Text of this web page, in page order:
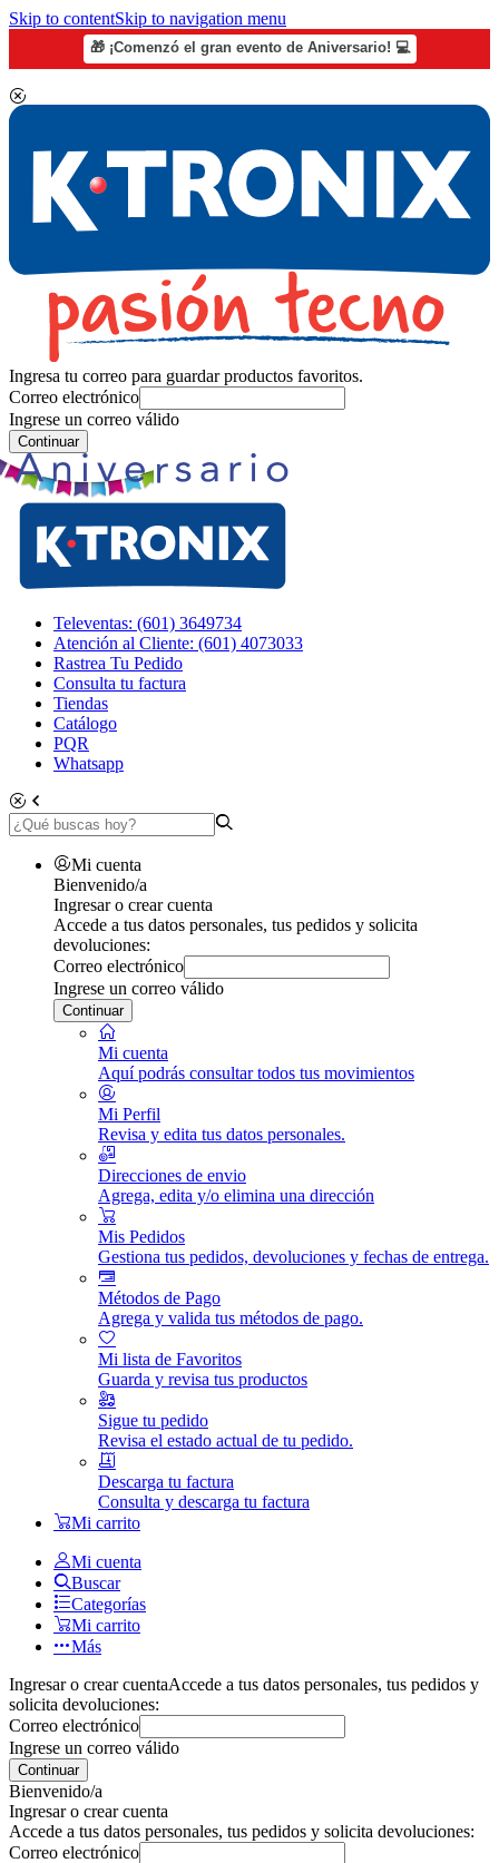
Skip to contentSkip to navigation menu
🎁 ¡Comenzó el gran evento de Aniversario! 💻
Ingresa tu correo para guardar productos favoritos.
Correo electrónico
Ingrese un correo válido
Continuar
Televentas: (601) 3649734
Atención al Cliente: (601) 4073033
Rastrea Tu Pedido
Consulta tu factura
Tiendas
Catálogo
PQR
Whatsapp
Mi cuenta
Bienvenido/a
Ingresar o crear cuenta
Accede a tus datos personales, tus pedidos y solicita
devoluciones:
Correo electrónico
Ingrese un correo válido
Continuar
Mi cuenta
Aquí podrás consultar todos tus movimientos
Mi Perfil
Revisa y edita tus datos personales.
Direcciones de envio
Agrega, edita y/o elimina una dirección
Mis Pedidos
Gestiona tus pedidos, devoluciones y fechas de entrega.
Métodos de Pago
Agrega y valida tus métodos de pago.
Mi lista de Favoritos
Guarda y revisa tus productos
Sigue tu pedido
Revisa el estado actual de tu pedido.
Descarga tu factura
Consulta y descarga tu factura
Mi carrito
Mi cuenta
Buscar
Categorías
Mi carrito
Más
Ingresar o crear cuentaAccede a tus datos personales, tus pedidos y
solicita devoluciones:
Correo electrónico
Ingrese un correo válido
Continuar
Bienvenido/a
Ingresar o crear cuenta
Accede a tus datos personales, tus pedidos y solicita devoluciones:
Correo electrónico